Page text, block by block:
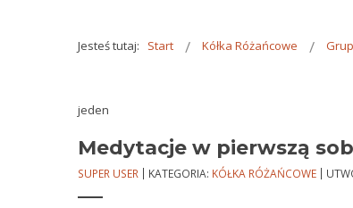
Jesteś tutaj: Start Kółka Różańcowe
jeden
Medytacje w pierwszą
SUPER USER KATEGORIA: KÓŁKA RÓŻAŃCOWE